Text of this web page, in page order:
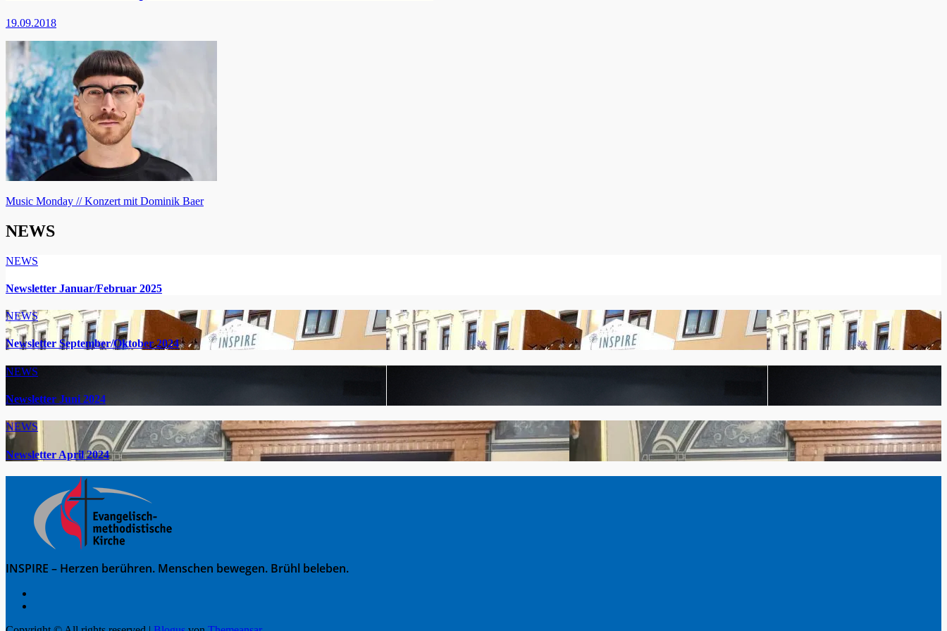
19.09.2018
Beitragsnavigation
Music Monday // Konzert mit Dominik Baer
NEWS
NEWS
Newsletter Januar/Februar 2025
NEWS
Newsletter September/Oktober 2024
NEWS
Newsletter Juni 2024
NEWS
Newsletter April 2024
INSPIRE – Herzen berühren. Menschen bewegen. Brühl beleben.